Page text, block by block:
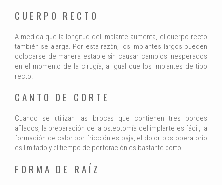
CUERPO RECTO
A medida que la longitud del implante aumenta, el cuerpo recto
también se alarga. Por esta razón, los implantes largos pueden
colocarse de manera estable sin causar cambios inesperados
en el momento de la cirugía, al igual que los implantes de tipo
recto.
CANTO DE CORTE
Cuando se utilizan las brocas que contienen tres bordes
afilados, la preparación de la osteotomía del implante es fácil, la
formación de calor por fricción es baja, el dolor postoperatorio
es limitado y el tiempo de perforación es bastante corto.
FORMA DE RAÍZ